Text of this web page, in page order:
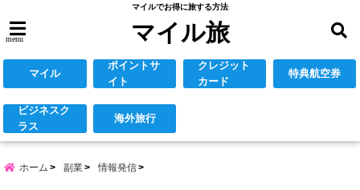
マイルでお得に旅する方法
menu マイル旅
マイル
ポイントサ
イト
クレジット
カード
特典航空券
ビジネスク
ラス
海外旅行
ホーム 副業 情報発信